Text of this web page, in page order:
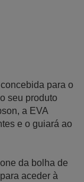
para o
seu produto
a EVA
e o guiará ao
da bolha de
aceder à